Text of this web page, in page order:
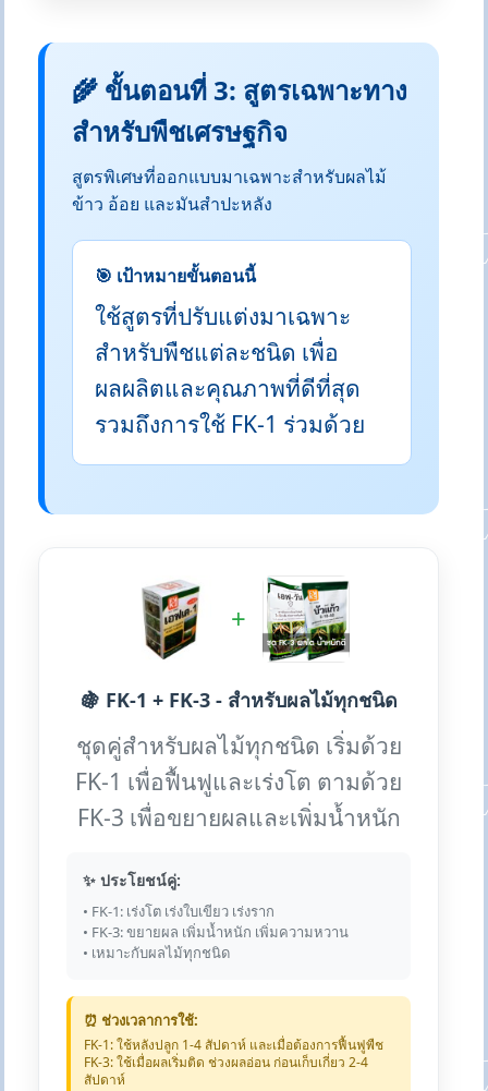
🌾 ขั้นตอนที่ 3: สูตรเฉพาะทาง
สำหรับพืชเศรษฐกิจ
สูตรพิเศษที่ออกแบบมาเฉพาะสำหรับผลไม้
ข้าว อ้อย และมันสำปะหลัง
🎯 เป้าหมายขั้นตอนนี้
ใช้สูตรที่ปรับแต่งมาเฉพาะ
สำหรับพืชแต่ละชนิด เพื่อ
ผลผลิตและคุณภาพที่ดีที่สุด
รวมถึงการใช้ FK-1 ร่วมด้วย
+
🍇 FK-1 + FK-3 - สำหรับผลไม้ทุกชนิด
ชุดคู่สำหรับผลไม้ทุกชนิด เริ่มด้วย
FK-1 เพื่อฟื้นฟูและเร่งโต ตามด้วย
FK-3 เพื่อขยายผลและเพิ่มน้ำหนัก
✨ ประโยชน์คู่:
• FK-1: เร่งโต เร่งใบเขียว เร่งราก
• FK-3: ขยายผล เพิ่มน้ำหนัก เพิ่มความหวาน
• เหมาะกับผลไม้ทุกชนิด
⏰ ช่วงเวลาการใช้:
FK-1: ใช้หลังปลูก 1-4 สัปดาห์ และเมื่อต้องการฟื้นฟูพืช
FK-3: ใช้เมื่อผลเริ่มติด ช่วงผลอ่อน ก่อนเก็บเกี่ยว 2-4
สัปดาห์